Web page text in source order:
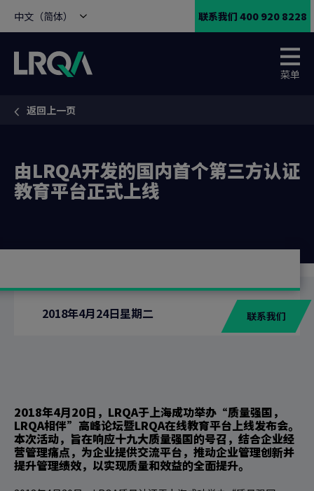
中文（简体） 联系我们 400 920 8228
菜单
You are here:
返回上一页
由LRQA开发的国内首个第三方认证
教育平台正式上线
联系我们
2018年4月24日星期二
2018年4月20日，LRQA于上海成功举办“质量强国，
LRQA相伴”高峰论坛暨LRQA在线教育平台上线发布会。
本次活动，旨在响应十九大质量强国的号召，结合企业经
营管理痛点，为企业提供交流平台，推动企业管理创新并
提升管理绩效，以实现质量和效益的全面提升。